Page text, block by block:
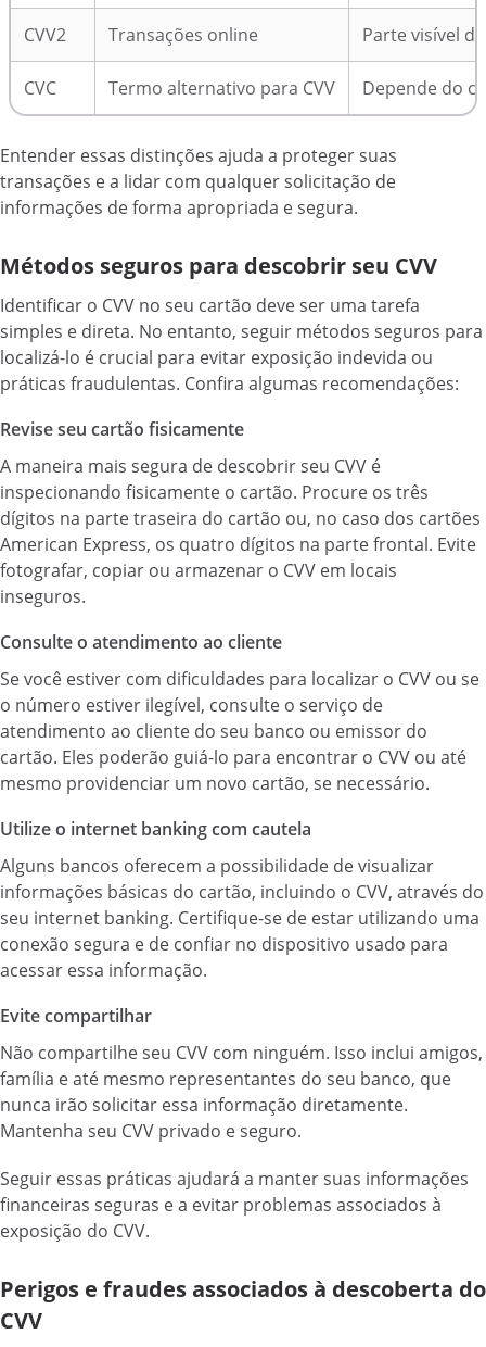
CVV2 Transações online Parte visível
CVC Termo alternativo para CVV Depende do
Entender essas distinções ajuda a proteger suas
transações e a lidar com qualquer solicitação de
informações de forma apropriada e segura.
Métodos seguros para descobrir seu CVV
Identificar o CVV no seu cartão deve ser uma tarefa
simples e direta. No entanto, seguir métodos seguros para
localizá-lo é crucial para evitar exposição indevida ou
práticas fraudulentas. Confira algumas recomendações:
Revise seu cartão fisicamente
A maneira mais segura de descobrir seu CVV é
inspecionando fisicamente o cartão. Procure os três
dígitos na parte traseira do cartão ou, no caso dos cartões
American Express, os quatro dígitos na parte frontal. Evite
fotografar, copiar ou armazenar o CVV em locais
inseguros.
Consulte o atendimento ao cliente
Se você estiver com dificuldades para localizar o CVV ou se
o número estiver ilegível, consulte o serviço de
atendimento ao cliente do seu banco ou emissor do
cartão. Eles poderão guiá-lo para encontrar o CVV ou até
mesmo providenciar um novo cartão, se necessário.
Utilize o internet banking com cautela
Alguns bancos oferecem a possibilidade de visualizar
informações básicas do cartão, incluindo o CVV, através do
seu internet banking. Certifique-se de estar utilizando uma
conexão segura e de confiar no dispositivo usado para
acessar essa informação.
Evite compartilhar
Não compartilhe seu CVV com ninguém. Isso inclui amigos,
família e até mesmo representantes do seu banco, que
nunca irão solicitar essa informação diretamente.
Mantenha seu CVV privado e seguro.
Seguir essas práticas ajudará a manter suas informações
financeiras seguras e a evitar problemas associados à
exposição do CVV.
Perigos e fraudes associados à descoberta do
CVV